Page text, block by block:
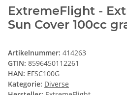
ExtremeFlight -
Sun Cover 100cc
Artikelnummer: 414263
GTIN: 8596450112261
HAN: EFSC100G
Kategorie: Diverse